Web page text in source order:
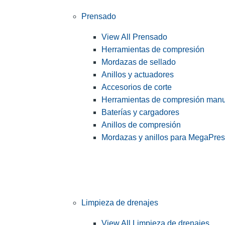
Prensado
View All Prensado
Herramientas de compresión
Mordazas de sellado
Anillos y actuadores
Accesorios de corte
Herramientas de compresión
Baterías y cargadores
Anillos de compresión
Mordazas y anillos para
Limpieza de drenajes
View All Limpieza de drenajes